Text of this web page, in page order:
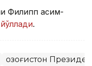
Филипп Қасим-
йўллади.
Қозоғистон